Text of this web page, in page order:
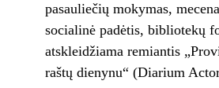
pasauliečių mokymas,
socialinė padėtis, bibliotekų
atskleidžiama remiantis
raštų dienynu“ (Diarium